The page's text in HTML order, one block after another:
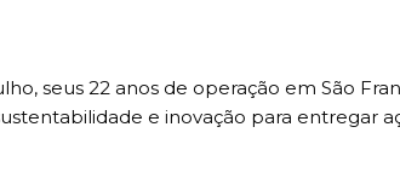
seus 22 anos de operação em São
e inovação para entregar